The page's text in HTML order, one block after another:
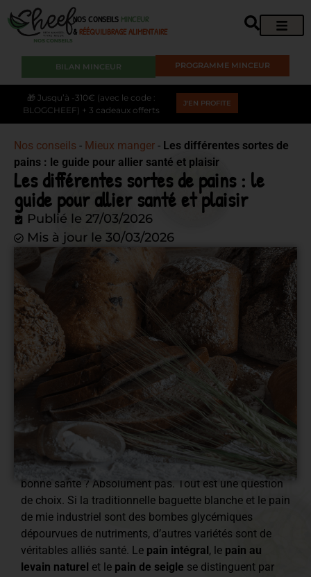
NOS CONSEILS MINCEUR
&RÉÉQUILIBRAGE ALIMENTAIRE
PROGRAMME MINCEUR
BILAN MINCEUR
🎁 Jusqu’à -310€ (avec le code :
BLOGCHEEF) + 3 cadeaux offerts
J'EN PROFITE
Nos conseils - Mieux manger - Les différentes sortes de
pains : le guide pour allier santé et plaisir
Les différentes sortes de pains : le
guide pour allier santé et plaisir
Publié le 27/03/2026
Mis à jour le 30/03/2026
Faut-il bannir le pain pour garder la ligne ou être en
bonne santé ? Absolument pas. Tout est une question
de choix. Si la traditionnelle baguette blanche et le pain
de mie industriel sont des bombes glycémiques
dépourvues de nutriments, d’autres variétés sont de
véritables alliés santé. Le pain intégral, le pain au
levain naturel et le pain de seigle se distinguent par